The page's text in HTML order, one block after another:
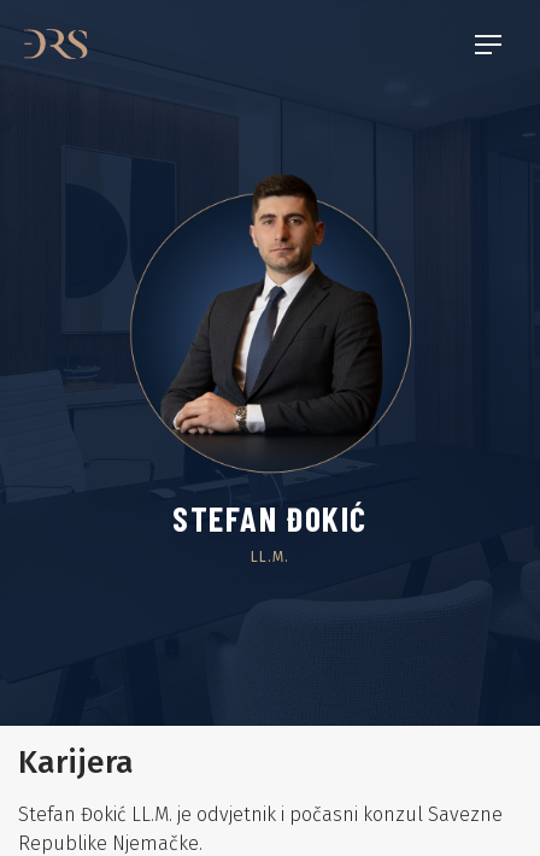
STEFAN ĐOKIĆ
LL.M.
Karijera
Stefan Đokić LL.M. je odvjetnik i počasni konzul Savezne
Republike Njemačke.